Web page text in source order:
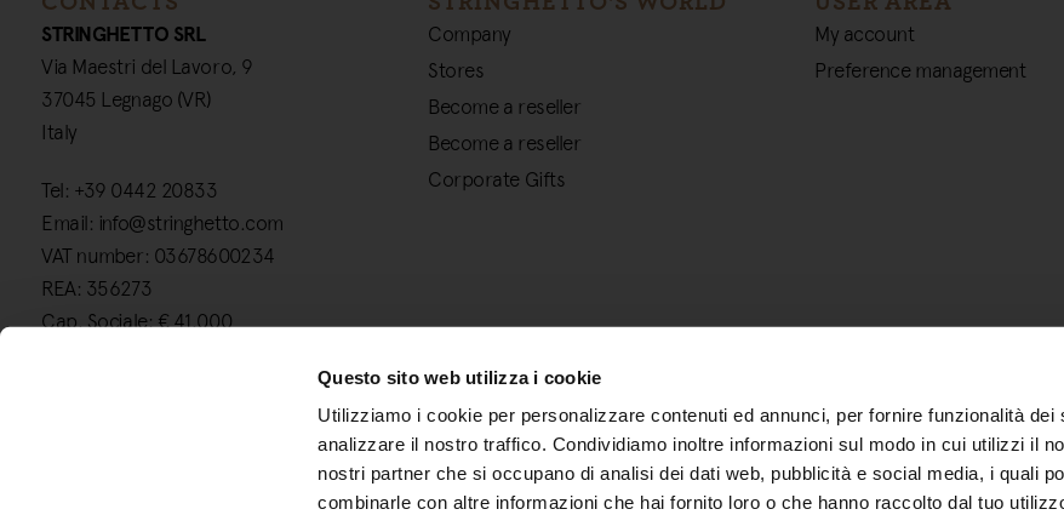
Questo sito web utilizza i cookie
Utilizziamo i cookie per personalizzare contenuti ed annunci, per fornire funzionalità dei
analizzare il nostro traffico. Condividiamo inoltre informazioni sul modo in cui utilizzi il
nostri partner che si occupano di analisi dei dati web, pubblicità e social media, i quali
combinarle con altre informazioni che hai fornito loro o che hanno raccolto dal tuo
STRINGHETTO SRL
Via Maestri del Lavoro, 9
37045 Legnago (VR)
Italy
Tel: +39 0442 20833
Email: info@stringhetto.com
VAT number: 03678600234
REA: 356273
Cap. Sociale: € 41.000
Company
Stores
Become a reseller
Become a reseller
Corporate Gifts
My account
Preference management